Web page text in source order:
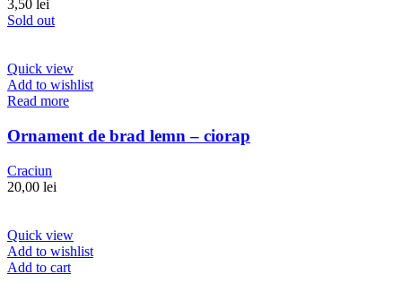
3,50 lei
Sold out
Quick view
Add to wishlist
Read more
Ornament de brad lemn – ciorap
Craciun
20,00 lei
Quick view
Add to wishlist
Add to cart